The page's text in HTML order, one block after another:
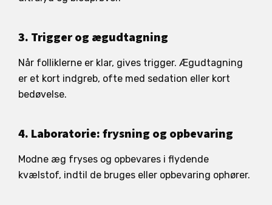
3. Trigger og ægudtagning
Når folliklerne er klar, gives trigger. Ægudtagning
er et kort indgreb, ofte med sedation eller kort
bedøvelse.
4. Laboratorie: frysning og opbevaring
Modne æg fryses og opbevares i flydende
kvælstof, indtil de bruges eller opbevaring ophører.